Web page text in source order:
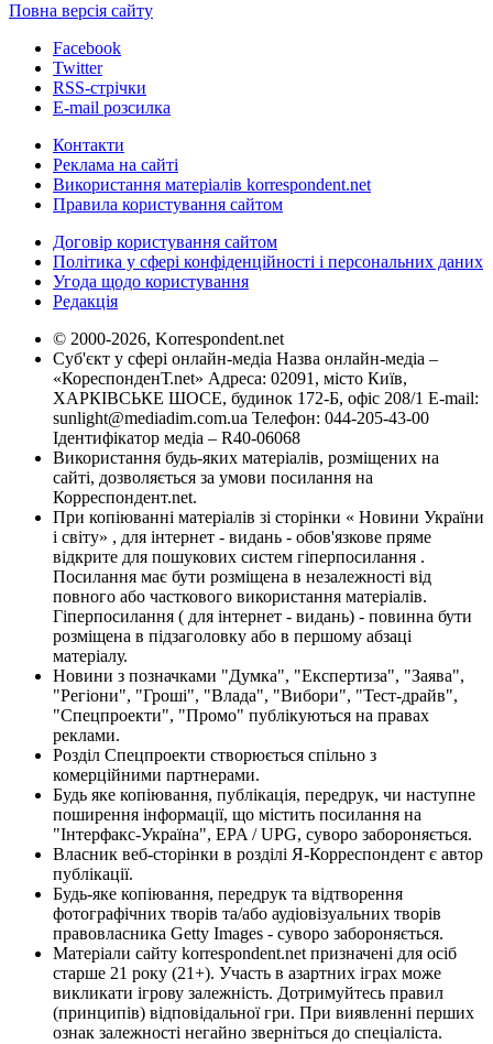
Повна версія сайту
Facebook
Twitter
RSS-стрічки
E-mail розсилка
Контакти
Реклама на сайті
Використання матеріалів korrespondent.net
Правила користування сайтом
Договір користування сайтом
Політика у сфері конфіденційності і персональних даних
Угода щодо користування
Редакція
© 2000-2026, Korrespondent.net
Суб'єкт у сфері онлайн-медіа Назва онлайн-медіа –
«КореспонденТ.net» Адреса: 02091, місто Київ,
ХАРКІВСЬКЕ ШОСЕ, будинок 172-Б, офіс 208/1 E-mail:
sunlight@mediadim.com.ua Телефон: 044-205-43-00
Ідентифікатор медіа – R40-06068
Використання будь-яких матеріалів, розміщених на
сайті, дозволяється за умови посилання на
Корреспондент.net.
При копіюванні матеріалів зі сторінки « Новини України
і світу» , для інтернет - видань - обов'язкове пряме
відкрите для пошукових систем гіперпосилання .
Посилання має бути розміщена в незалежності від
повного або часткового використання матеріалів.
Гіперпосилання ( для інтернет - видань) - повинна бути
розміщена в підзаголовку або в першому абзаці
матеріалу.
Новини з позначками "Думка", "Експертиза", "Заява",
"Регіони", "Гроші", "Влада", "Вибори", "Тест-драйв",
"Спецпроекти", "Промо" публікуються на правах
реклами.
Розділ Спецпроекти створюється спільно з
комерційними партнерами.
Будь яке копіювання, публікація, передрук, чи наступне
поширення інформації, що містить посилання на
"Інтерфакс-Україна", EPA / UPG, суворо забороняється.
Власник веб-сторінки в розділі Я-Корреспондент є автор
публікації.
Будь-яке копіювання, передрук та відтворення
фотографічних творів та/або аудіовізуальних творів
правовласника Getty Images - суворо забороняється.
Матеріали сайту korrespondent.net призначені для осіб
старше 21 року (21+). Участь в азартних іграх може
викликати ігрову залежність. Дотримуйтесь правил
(принципів) відповідальної гри. При виявленні перших
ознак залежності негайно зверніться до спеціаліста.